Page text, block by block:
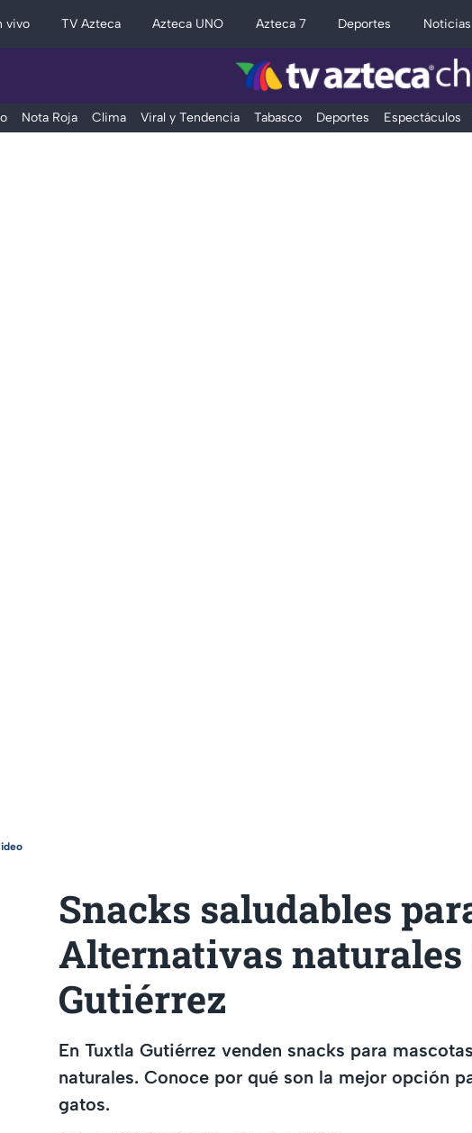
vivo TV Azteca Azteca UNO Azteca 7 Deportes Noticias
Nota Roja Clima Viral y Tendencia Tabasco Deportes Espectáculos
Snacks saludables
Alternativas
Gutiérrez
En Tuxtla Gutiérrez venden snacks para
naturales. Conoce por qué son la mejor opción
gatos.